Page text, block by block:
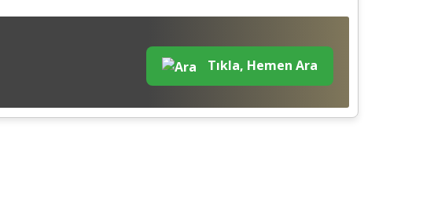
Tıkla, Hemen Ara